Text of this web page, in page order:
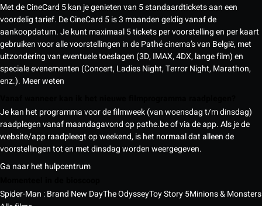
Met de CineCard 5 kan je genieten van 5 standaardtickets aan een
voordelig tarief. De CineCard 5 is 3 maanden geldig vanaf de
aankoopdatum. Je kunt maximaal 5 tickets per voorstelling en per kaart
gebruiken voor alle voorstellingen in de Pathé cinema’s van België, met
uitzondering van eventuele toeslagen (3D, IMAX, 4DX, lange film) en
speciale evenementen (Concert, Ladies Night, Terror Night, Marathon,
enz.). Meer weten
Je kan het programma voor de filmweek (van woensdag t/m dinsdag)
raadplegen vanaf maandagavond op pathe.be of via de app. Als je de
website/app raadpleegt op weekend, is het normaal dat alleen de
voorstellingen tot en met dinsdag worden weergegeven.
Ga naar het hulpcentrum
Spider-Man : Brand New DayThe OdysseyToy Story 5Minions & Monsters